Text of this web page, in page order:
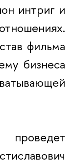
интриг и
фильма
бизнеса